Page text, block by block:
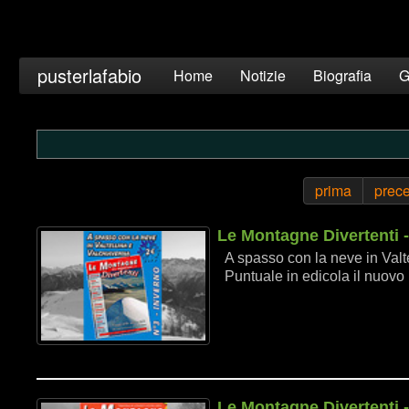
pusterlafabio Home Notizie Biografia
prima
Le Montagne Divertenti
A spasso con la neve in
Puntuale in edicola il